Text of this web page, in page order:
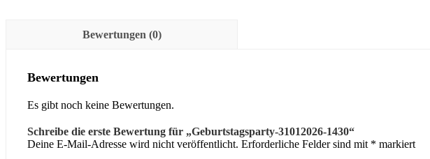
Bewertungen (0)
Bewertungen
Es gibt noch keine Bewertungen.
Schreibe die erste Bewertung für „Geburtstagsparty-31012026-1430“
Deine E-Mail-Adresse wird nicht veröffentlicht. Erforderliche Felder sind mit * markiert